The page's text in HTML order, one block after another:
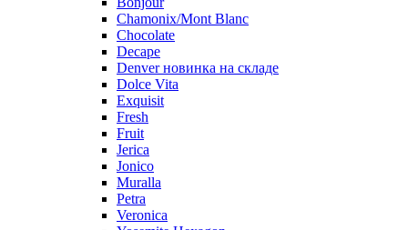
Chamonix/Mont Blanc
Chocolate
Decape
Denver новинка на складе
Dolce Vita
Exquisit
Fresh
Fruit
Jerica
Jonico
Muralla
Petra
Veroniсa